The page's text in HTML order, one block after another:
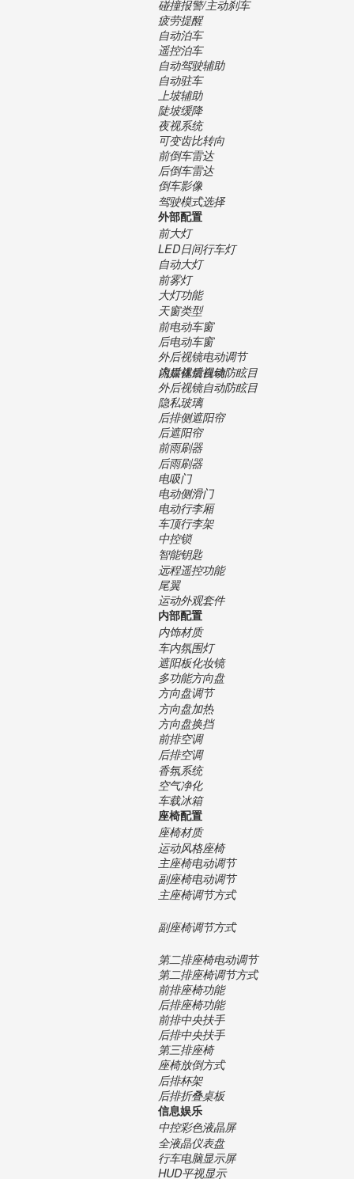
碰撞报警/主动刹车
疲劳提醒
自动泊车
遥控泊车
自动驾驶辅助
自动驻车
上坡辅助
陡坡缓降
夜视系统
可变齿比转向
前倒车雷达
后倒车雷达
倒车影像
驾驶模式选择
外部配置
前大灯
LED日间行车灯
自动大灯
前雾灯
大灯功能
天窗类型
前电动车窗
后电动车窗
外后视镜电动调节
内后视镜自动防眩目
流媒体后视镜
外后视镜自动防眩目
隐私玻璃
后排侧遮阳帘
后遮阳帘
前雨刷器
后雨刷器
电吸门
电动侧滑门
电动行李厢
车顶行李架
中控锁
智能钥匙
远程遥控功能
尾翼
运动外观套件
内部配置
内饰材质
车内氛围灯
遮阳板化妆镜
多功能方向盘
方向盘调节
方向盘加热
方向盘换挡
前排空调
后排空调
香氛系统
空气净化
车载冰箱
座椅配置
座椅材质
运动风格座椅
主座椅电动调节
副座椅电动调节
主座椅调节方式
副座椅调节方式
第二排座椅电动调节
第二排座椅调节方式
前排座椅功能
后排座椅功能
前排中央扶手
后排中央扶手
第三排座椅
座椅放倒方式
后排杯架
后排折叠桌板
信息娱乐
中控彩色液晶屏
全液晶仪表盘
行车电脑显示屏
HUD平视显示